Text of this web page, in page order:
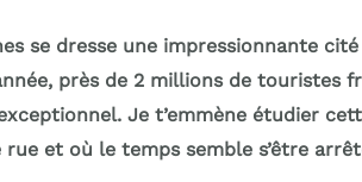
se dresse une impressionnante
près de 2 millions de touristes
Je t’emmène étudier
et où le temps semble s’être